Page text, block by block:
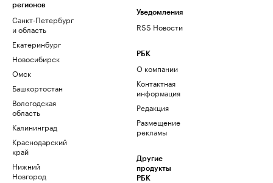
регионов
Санкт-Петербург
и область
Екатеринбург
Новосибирск
Омск
Башкортостан
Вологодская
область
Калининград
Краснодарский
край
Нижний
Новгород
Уведомления
RSS Новости
РБК
О компании
Контактная
информация
Редакция
Размещение
рекламы
Другие
продукты
РБК